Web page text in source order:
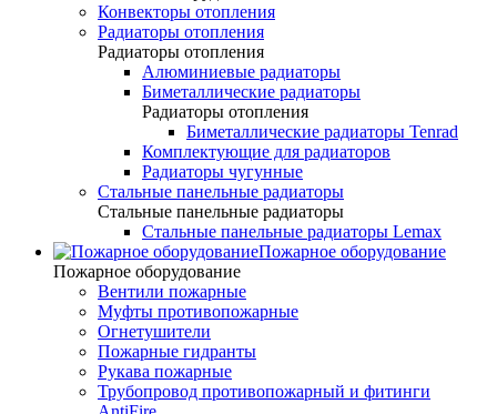
Конвекторы отопления
Радиаторы отопления
Радиаторы отопления
Алюминиевые радиаторы
Биметаллические радиаторы
Радиаторы отопления
Биметаллические радиаторы Tenrad
Комплектующие для радиаторов
Радиаторы чугунные
Стальные панельные радиаторы
Стальные панельные радиаторы
Стальные панельные радиаторы Lemax
Пожарное оборудование
Пожарное оборудование
Вентили пожарные
Муфты противопожарные
Огнетушители
Пожарные гидранты
Рукава пожарные
Трубопровод противопожарный и фитинги